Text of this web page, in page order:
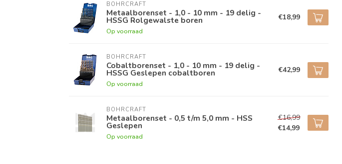
BOHRCRAFT
Metaalborenset - 1,0 - 10 mm - 19 delig -
HSSG Rolgewalste boren
Op voorraad
€18,99
BOHRCRAFT
Cobaltborenset - 1,0 - 10 mm - 19 delig -
HSSG Geslepen cobaltboren
Op voorraad
€42,99
BOHRCRAFT
Metaalborenset - 0,5 t/m 5,0 mm - HSS
Geslepen
Op voorraad
€16,99
€14,99